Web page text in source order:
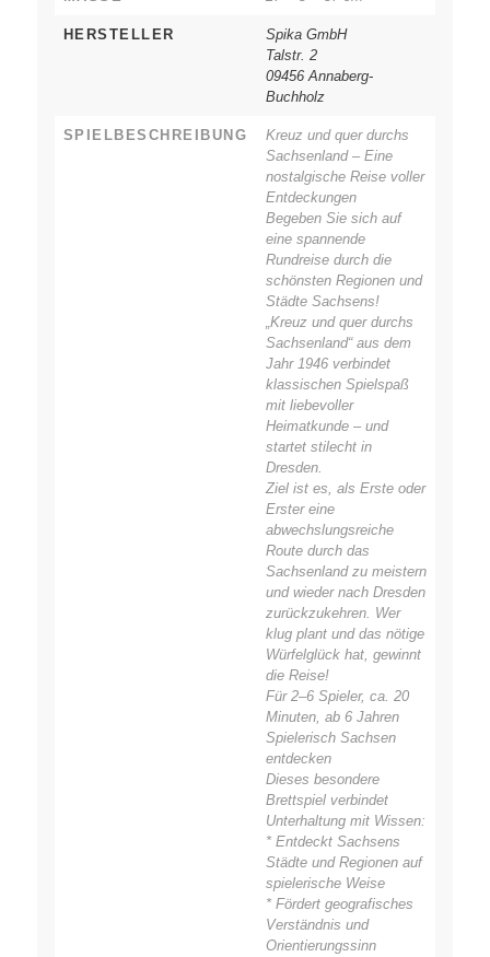
HERSTELLER
Spika GmbH
Talstr. 2
09456 Annaberg-
Buchholz
SPIELBESCHREIBUNG
Kreuz und quer durchs
Sachsenland – Eine
nostalgische Reise voller
Entdeckungen
Begeben Sie sich auf
eine spannende
Rundreise durch die
schönsten Regionen und
Städte Sachsens!
„Kreuz und quer durchs
Sachsenland“ aus dem
Jahr 1946 verbindet
klassischen Spielspaß
mit liebevoller
Heimatkunde – und
startet stilecht in
Dresden.
Ziel ist es, als Erste oder
Erster eine
abwechslungsreiche
Route durch das
Sachsenland zu meistern
und wieder nach Dresden
zurückzukehren. Wer
klug plant und das nötige
Würfelglück hat, gewinnt
die Reise!
Für 2–6 Spieler, ca. 20
Minuten, ab 6 Jahren
Spielerisch Sachsen
entdecken
Dieses besondere
Brettspiel verbindet
Unterhaltung mit Wissen:
* Entdeckt Sachsens
Städte und Regionen auf
spielerische Weise
* Fördert geografisches
Verständnis und
Orientierungssinn